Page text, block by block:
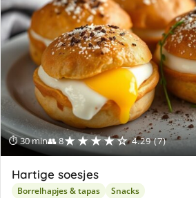
⏱ 30 min👥 8★★★★☆ 4.29 (7)
Hartige soesjes
Borrelhapjes & tapas Snacks